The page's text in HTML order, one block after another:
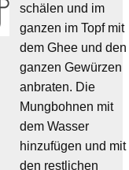
schälen und im
ganzen im Topf mit
dem Ghee und den
ganzen Gewürzen
anbraten. Die
Mungbohnen mit
dem Wasser
hinzufügen und mit
den restlichen